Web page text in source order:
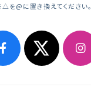
を@に置き換えてください。